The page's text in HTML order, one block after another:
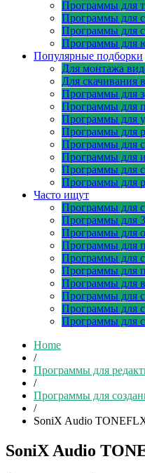
Программы для
Программы для
Программы для
Программы для
Популярные подборки
Для монтажа
Для скачивания
Программы для
Программы для
Программы для
Программы для
Программы для
Программы для
Программы для
Программы для
Часто ищут
Программы для
Программы для
Программы для
Программы для
Программы для
Программы для
Программы для
Программы для
Программы для
Программы для
Home
/
Программы для
/
Программы для
/
SoniX Audio
SoniX Audio